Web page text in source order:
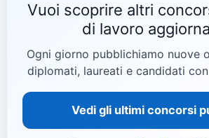
Vuoi scoprire altri
di lavoro
Ogni giorno pubblichiamo nuove
diplomati, laureati e candidati
Vedi gli ultimi concorsi